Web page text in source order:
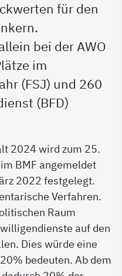
für den
bei der AWO
im
(FSJ) und 260
(BFD)
2024 wird zum 25.
BMF angemeldet
2022 festgelegt.
Verfahren.
Raum
auf den
Dies würde eine
bedeuten. Ab dem